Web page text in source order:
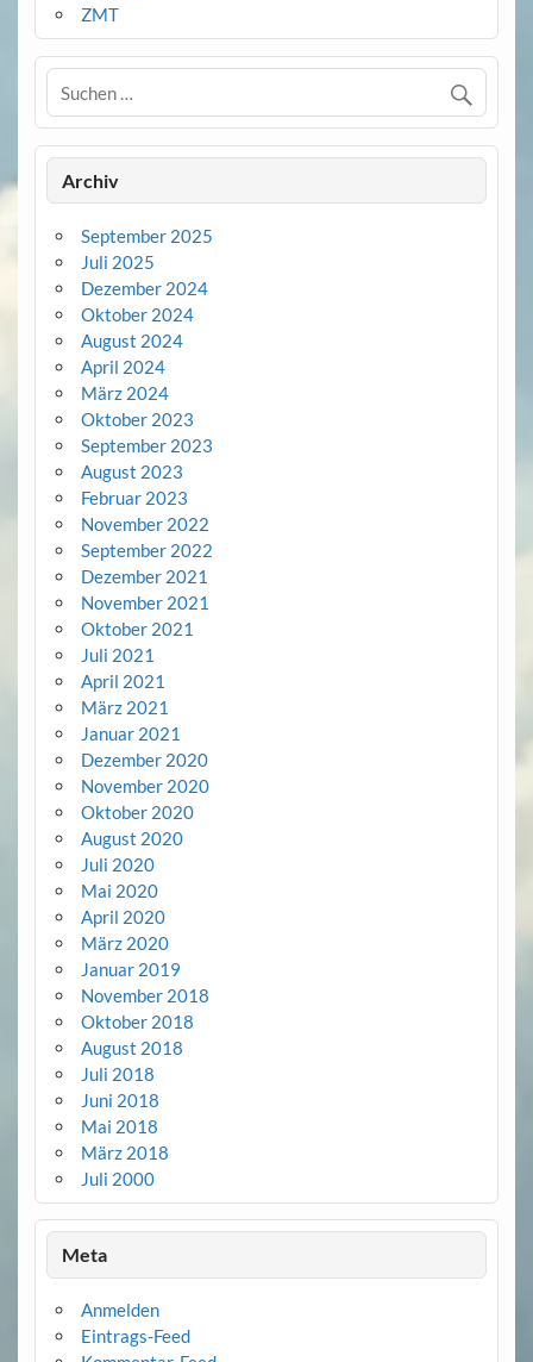
ZMT
Archiv
September 2025
Juli 2025
Dezember 2024
Oktober 2024
August 2024
April 2024
März 2024
Oktober 2023
September 2023
August 2023
Februar 2023
November 2022
September 2022
Dezember 2021
November 2021
Oktober 2021
Juli 2021
April 2021
März 2021
Januar 2021
Dezember 2020
November 2020
Oktober 2020
August 2020
Juli 2020
Mai 2020
April 2020
März 2020
Januar 2019
November 2018
Oktober 2018
August 2018
Juli 2018
Juni 2018
Mai 2018
März 2018
Juli 2000
Meta
Anmelden
Eintrags-Feed